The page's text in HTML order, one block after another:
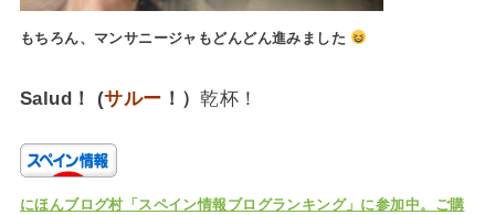
もちろん、マンサニージャもどんどん進みました
Salud！ (サルー ！）乾杯！
にほんブログ村「スペイン情報ブログランキング」に参加中。ご購